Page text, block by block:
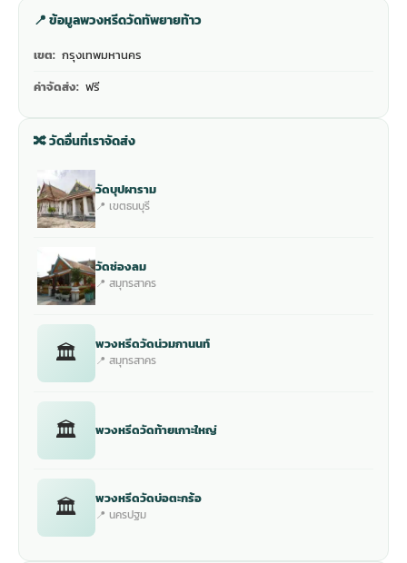
📍 ข้อมูลพวงหรีดวัดทัพยายท้าว
เขต: กรุงเทพมหานคร
ค่าจัดส่ง: ฟรี
🔀 วัดอื่นที่เราจัดส่ง
วัดบุปผาราม
📍 เขตธนบุรี
วัดช่องลม
📍 สมุทรสาคร
🏛 พวงหรีดวัดน่วมกานนท์
📍 สมุทรสาคร
🏛 พวงหรีดวัดท้ายเกาะใหญ่
🏛 พวงหรีดวัดบ่อตะกร้อ
📍 นครปฐม